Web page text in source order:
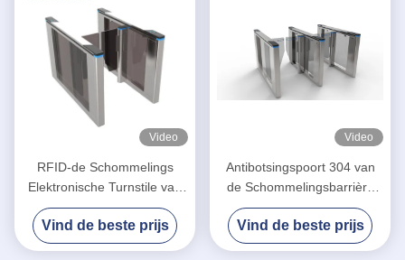
Video
RFID-de Schommelings
Elektronische Turnstile van
het
Toegangscontrolemechanisme
Poorten met Anti -
Vind de beste prijs
Video
Antibotsingspoort 304 van
de Schommelingsbarrière
Roestvrij staal Stabiel 1.5mm
SUS304 Materiaal
Vind de beste prijs